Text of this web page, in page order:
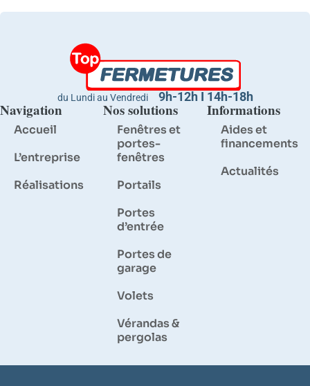
du Lundi au Vendredi 9h-12h I 14h-18h
Navigation
Accueil
L’entreprise
Réalisations
Nos solutions
Fenêtres et
portes-
fenêtres
Portails
Portes
d’entrée
Portes de
garage
Volets
Vérandas &
pergolas
Informations
Aides et
financements
Actualités